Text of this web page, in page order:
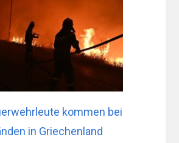
kommen bei
in Griechenland